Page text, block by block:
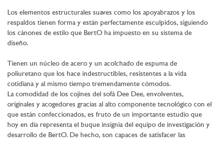
Los elementos estructurales suaves como los apoyabrazos y los
respaldos tienen forma y están perfectamente esculpidos, siguiendo
los cánones de estilo que BertO ha impuesto en su sistema de
diseño.
Tienen un núcleo de acero y un acolchado de espuma de
poliuretano que los hace indestructibles, resistentes a la vida
cotidiana y al mismo tiempo tremendamente cómodos.
La comodidad de los cojines del sofá Dee Dee, envolventes,
originales y acogedores gracias al alto componente tecnológico con el
que están confeccionados, es fruto de un importante estudio que
hoy en día representa el buque insignia del equipo de investigación y
desarrollo de BertO. De hecho, son capaces de satisfacer las